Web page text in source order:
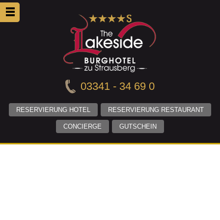
03341 - 34 69 0
RESERVIERUNG HOTEL RESERVIERUNG RESTAURANT
CONCIERGE GUTSCHEIN